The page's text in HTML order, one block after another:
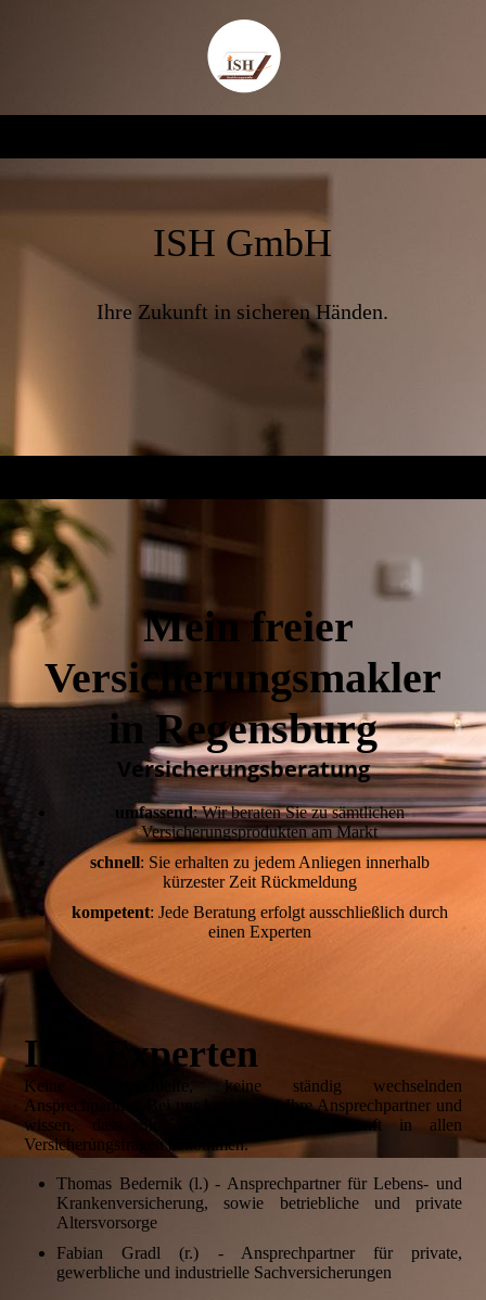
ISH GmbH
Ihre Zukunft in sicheren Händen.
Mein freier
Versicherungsmakler
in Regensburg
Versicherungsberatung
umfassend: Wir beraten Sie zu sämtlichen
Versicherungsprodukten am Markt
schnell: Sie erhalten zu jedem Anliegen innerhalb
kürzester Zeit Rückmeldung
kompetent: Jede Beratung erfolgt ausschließlich durch
einen Experten
Ihre Experten
Keine Warteschleife, keine ständig wechselnden
Ansprechpartner. Bei uns kennen Sie Ihre Ansprechpartner und
wissen, dass Sie eine verlässliche Auskunft in allen
Versicherungsfragen bekommen.
Thomas Bedernik (l.) - Ansprechpartner für Lebens- und
Krankenversicherung, sowie betriebliche und private
Altersvorsorge
Fabian Gradl (r.) - Ansprechpartner für private,
gewerbliche und industrielle Sachversicherungen